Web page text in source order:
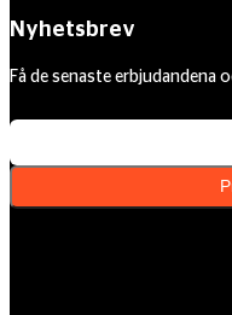
Nyhetsbrev
Få de senaste erbjudandena